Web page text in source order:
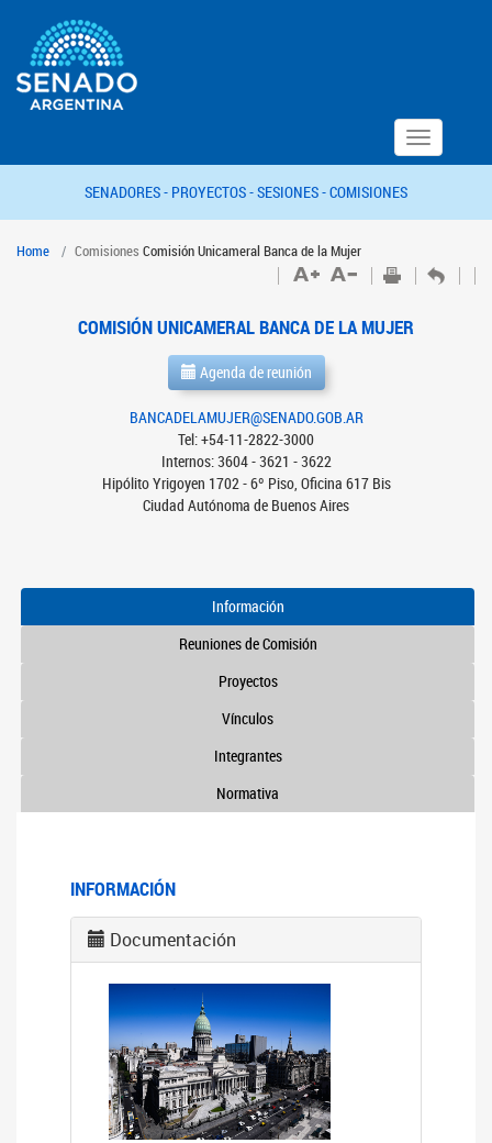
Toggle
navigation
SENADORES - PROYECTOS -SESIONES -COMISIONES
Home Comisiones Comisión Unicameral Banca de la Mujer
COMISIÓN UNICAMERAL BANCA DE LA MUJER
Agenda de reunión
BANCADELAMUJER@SENADO.GOB.AR
Tel: +54-11-2822-3000
Internos: 3604 - 3621 - 3622
Hipólito Yrigoyen 1702 - 6º Piso, Oficina 617 Bis
Ciudad Autónoma de Buenos Aires
Información
Reuniones de Comisión
Proyectos
Vínculos
Integrantes
Normativa
INFORMACIÓN
Documentación